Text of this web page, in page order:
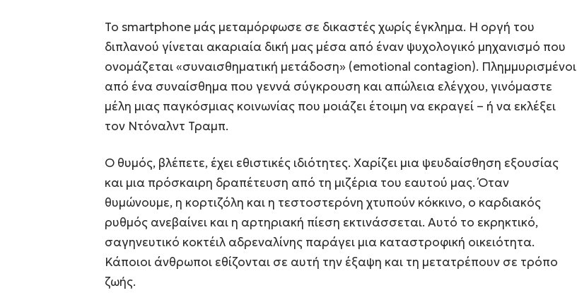
Το smartphone μάς μεταμόρφωσε σε δικαστές χωρίς έγκλημα. Η οργή του
διπλανού γίνεται ακαριαία δική μας μέσα από έναν ψυχολογικό μηχανισμό που
ονομάζεται «συναισθηματική μετάδοση» (emotional contagion). Πλημμυρισμένοι
από ένα συναίσθημα που γεννά σύγκρουση και απώλεια ελέγχου, γινόμαστε
μέλη μιας παγκόσμιας κοινωνίας που μοιάζει έτοιμη να εκραγεί – ή να εκλέξει
τον Ντόναλντ Τραμπ.
Ο θυμός, βλέπετε, έχει εθιστικές ιδιότητες. Χαρίζει μια ψευδαίσθηση εξουσίας
και μια πρόσκαιρη δραπέτευση από τη μιζέρια του εαυτού μας. Όταν
θυμώνουμε, η κορτιζόλη και η τεστοστερόνη χτυπούν κόκκινο, ο καρδιακός
ρυθμός ανεβαίνει και η αρτηριακή πίεση εκτινάσσεται. Αυτό το εκρηκτικό,
σαγηνευτικό κοκτέιλ αδρεναλίνης παράγει μια καταστροφική οικειότητα.
Κάποιοι άνθρωποι εθίζονται σε αυτή την έξαψη και τη μετατρέπουν σε τρόπο
ζωής.